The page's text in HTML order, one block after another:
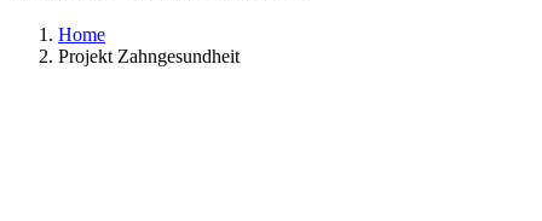
Home
Projekt Zahngesundheit